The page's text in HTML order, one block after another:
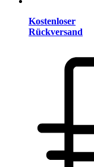
Kostenloser
Rückversand